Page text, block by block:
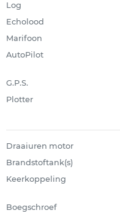
Log
Echolood
Marifoon
AutoPilot
G.P.S.
Plotter
Draaiuren motor
Brandstoftank(s)
Keerkoppeling
Boegschroef